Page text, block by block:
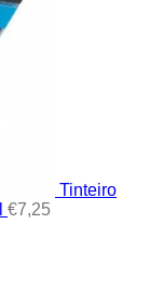
Tinteiro
€7,25